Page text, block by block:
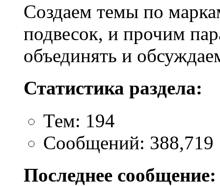
Создаем темы по
подвесок, и прочим
объединять и
Статистика раздела:
Тем: 194
Сообщений: 388,719
Последнее сообщение: